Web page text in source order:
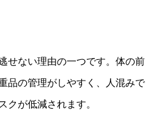
せない理由の一つです。体の前
品の管理がしやすく、人混みで
クが低減されます。